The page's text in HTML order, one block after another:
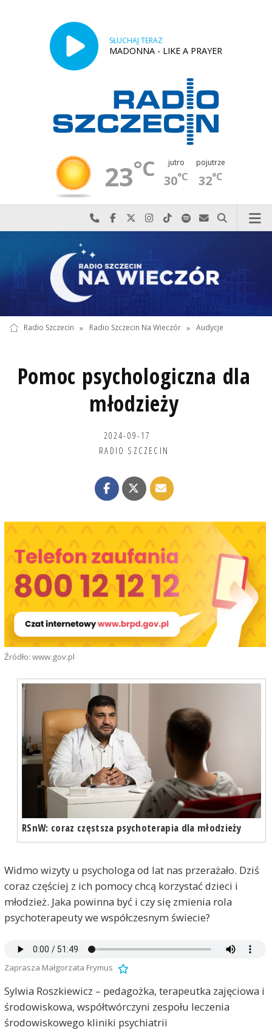
SŁUCHAJ TERAZ
MADONNA - LIKE A PRAYER
23°C jutro
30°C
pojutrze
32°C
Najlepiej po prostu do nas zadzwoń
Odwiedź nas na Facebook-u
Odwiedź nas na X
Odwiedź nas na Instagram-ie
Odwiedź nas na TikTok-u
Szukaj nas na Spotify
Wyślij do nas
Szukaj
Radio Szczecin » Radio Szczecin Na Wieczór » Audycje
Pomoc psychologiczna dla
młodzieży
2024-09-17
RADIO SZCZECIN
Źródło: www.gov.pl
RSnW: coraz częstsza psychoterapia dla młodzieży
Widmo wizyty u psychologa od lat nas przerażało. Dziś
coraz częściej z ich pomocy chcą korzystać dzieci i
młodzież. Jaka powinna być i czy się zmienia rola
psychoterapeuty we współczesnym świecie?
Zaprasza Małgorzata Frymus
Sylwia Roszkiewicz – pedagożka, terapeutka zajęciowa i
środowiskowa, współtwórczyni zespołu leczenia
środowiskowego kliniki psychiatrii